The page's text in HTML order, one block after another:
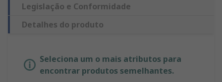
Legislação e Conformidade
Detalhes do produto
Seleciona um o mais atributos para
encontrar produtos semelhantes.